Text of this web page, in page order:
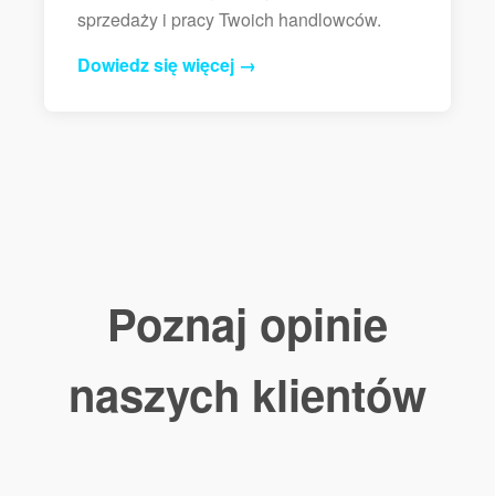
sprzedaży i pracy Twoich handlowców.
Dowiedz się więcej →
Poznaj opinie
naszych klientów